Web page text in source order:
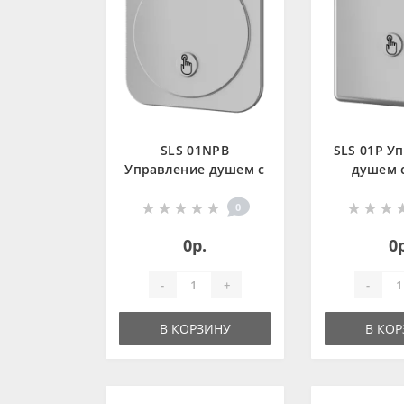
SLS 01NPB
Управление душем с
подачи
воды, с монтажной
0
0р.
- +
В КОРЗИНУ
SLS 01P
душем
коробкой,
-
В